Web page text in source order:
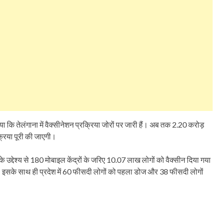
कि तेलंगाना में वैक्सीनेशन प्रक्रिया जोरों पर जारी हैं। अब तक 2.20 करोड़
पूरी की जाएगी।
उद्देश्य से 180 मोबाइल केंद्रों के जरिए 10.07 लाख लोगों को वैक्सीन दिया गया
साथ ही प्रदेश में 60 फीसदी लोगों को पहला डोज और 38 फीसदी लोगों